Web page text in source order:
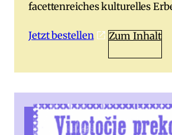
facettenreiches kulturelles
Jetzt bestellen Zum Inhalt